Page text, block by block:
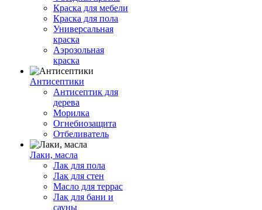
Краска для мебели
Краска для пола
Универсальная
краска
Аэрозольная
краска
Антисептики
Антисептик для
дерева
Морилка
Огнебиозащита
Отбеливатель
Лаки, масла
Лак для пола
Лак для стен
Масло для террас
Лак для бани и
сауны